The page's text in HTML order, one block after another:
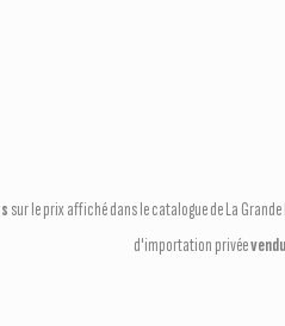
sur le prix affiché dans le catalogue de La
d'importation privée